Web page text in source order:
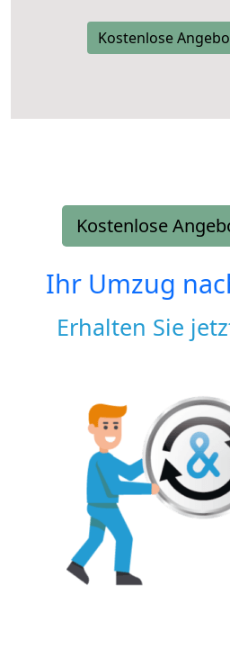
Kostenlose
Kostenlose
Ihr Umzug
Erhalten Sie